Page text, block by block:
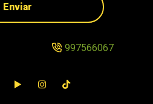
Enviar
997566067